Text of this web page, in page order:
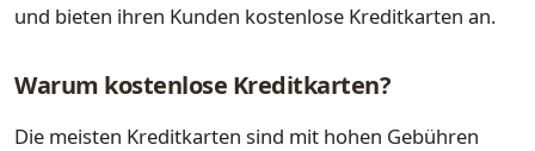
und bieten ihren Kunden kostenlose Kreditkarten an.
Warum kostenlose Kreditkarten?
Die meisten Kreditkarten sind mit hohen Gebühren